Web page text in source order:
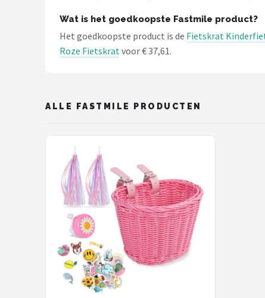
Voltano
Wat is het goedkoopste Fastmile product?
Het goedkoopste product is de Fietskrat
Roze Fietskratvoor € 37,61.
ALLE FASTMILE PRODUCTEN